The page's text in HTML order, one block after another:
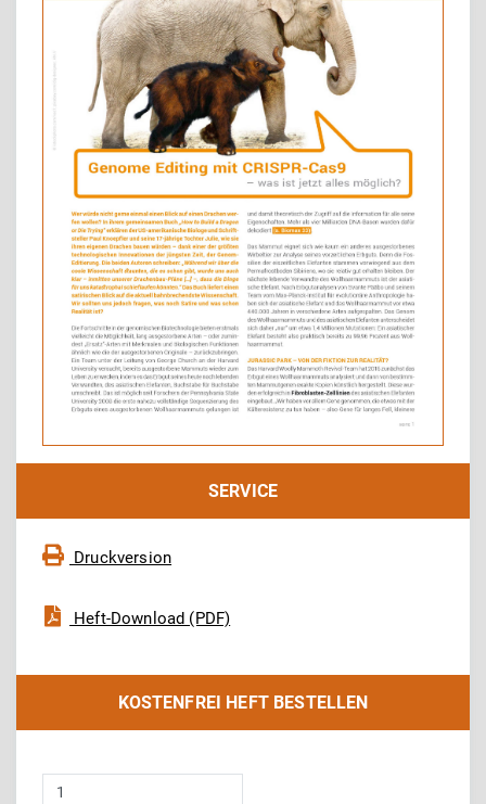
SERVICE
Druckversion
Heft-Download (PDF)
KOSTENFREI HEFT BESTELLEN
Biomax